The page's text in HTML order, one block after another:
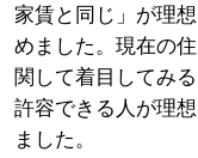
家賃と同じ」が理
めました。現在の
関して着目してみ
許容できる人が理
ました。